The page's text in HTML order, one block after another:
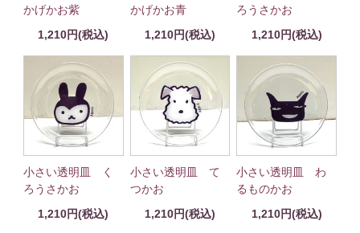
かげかお紫
1,210円(税込)
かげかお青
1,210円(税込)
ろうさかお
1,210円(税込)
小さい透明皿 く
ろうさかお
1,210円(税込)
小さい透明皿 て
つかお
1,210円(税込)
小さい透明皿 わ
るものかお
1,210円(税込)